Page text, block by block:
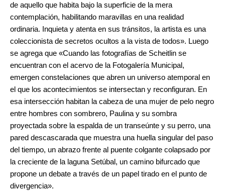
de aquello que habita bajo la superficie de la mera
contemplación, habilitando maravillas en una realidad
ordinaria. Inquieta y atenta en sus tránsitos, la artista es una
coleccionista de secretos ocultos a la vista de todos». Luego
se agrega que «Cuando las fotografías de Scheitlin se
encuentran con el acervo de la Fotogalería Municipal,
emergen constelaciones que abren un universo atemporal en
el que los acontecimientos se intersectan y reconfiguran. En
esa intersección habitan la cabeza de una mujer de pelo negro
entre hombres con sombrero, Paulina y su sombra
proyectada sobre la espalda de un transeúnte y su perro, una
pared descascarada que muestra una huella singular del paso
del tiempo, un abrazo frente al puente colgante colapsado por
la creciente de la laguna Setúbal, un camino bifurcado que
propone un debate a través de un papel tirado en el punto de
divergencia».